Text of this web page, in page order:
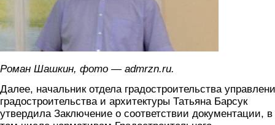
Роман Шашкин, фото — admrzn.ru.
Далее, начальник отдела градостроительства
градостроительства и архитектуры Татьяна Барсук
утвердила Заключение о соответствии документации, в